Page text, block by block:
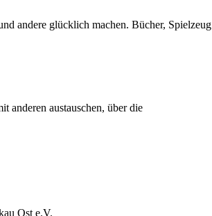
andere glücklich machen. Bücher,
sich mit anderen
Ost e.V.